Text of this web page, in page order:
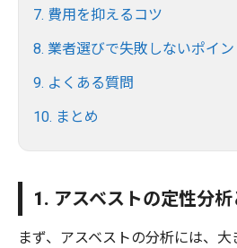
7. 費用を抑えるコツ
8. 業者選びで失敗しないポイン
9. よくある質問
10. まとめ
1. アスベストの定性分
まず、アスベストの分析には、大